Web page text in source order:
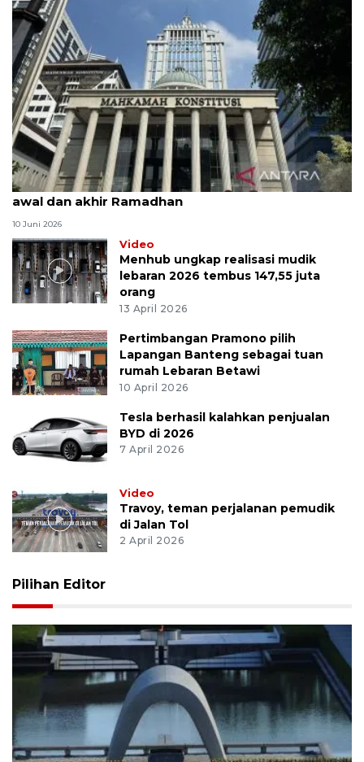
MK uji materi UU Peradilan Agama perihal isbat
awal dan akhir Ramadhan
10 Juni 2026
Video
Menhub ungkap realisasi mudik
lebaran 2026 tembus 147,55 juta
orang
13 April 2026
Pertimbangan Pramono pilih
Lapangan Banteng sebagai tuan
rumah Lebaran Betawi
10 April 2026
Tesla berhasil kalahkan penjualan
BYD di 2026
7 April 2026
Video
Travoy, teman perjalanan pemudik
di Jalan Tol
2 April 2026
Pilihan Editor